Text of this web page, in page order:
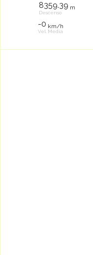
8359.39 m
Descenso
-0 km/h
Vel. Media